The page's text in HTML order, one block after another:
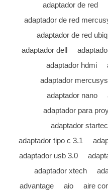
adaptador de red
adaptador de red
adaptador de red
adaptador dell
adaptador hdmi
adaptador mercusys
adaptador nano
adaptador para
adaptador
adaptador tipo c 3.1
adaptador usb 3.0
adaptador xtech
advantage aio aire